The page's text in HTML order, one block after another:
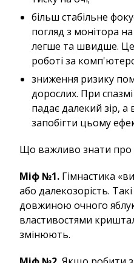
більш стабільне
погляд з монітора
легше та швидше.
роботі за
зниження ризику
дорослих. При
падає далекий зір,
запобігти цьому
Що важливо знати про
Міф №1. Гімнастика
або далекозорість.
довжиною очного
властивостями
змінюють.